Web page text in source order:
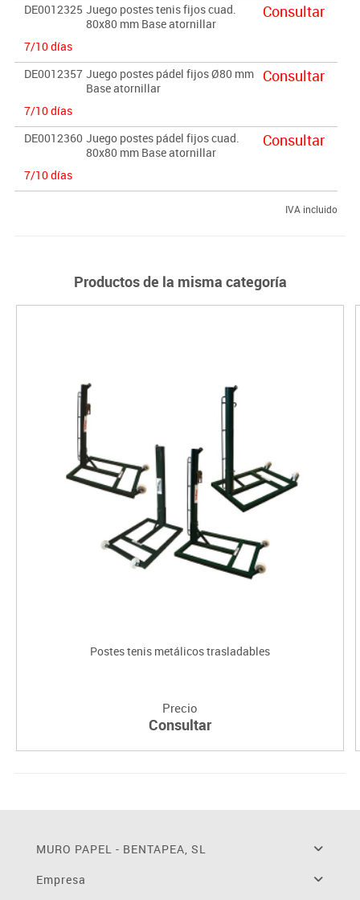
DE0012325 Juego postes tenis fijos cuad.
80x80 mm Base atornillar
7/10 días
Consultar
DE0012357 Juego postes pádel fijos Ø80 mm
Base atornillar
7/10 días
Consultar
DE0012360 Juego postes pádel fijos cuad.
80x80 mm Base atornillar
7/10 días
Consultar
IVA incluido
Productos de la misma categoría
Postes tenis metálicos trasladables
Precio
Consultar
MURO PAPEL - BENTAPEA, SL
Empresa